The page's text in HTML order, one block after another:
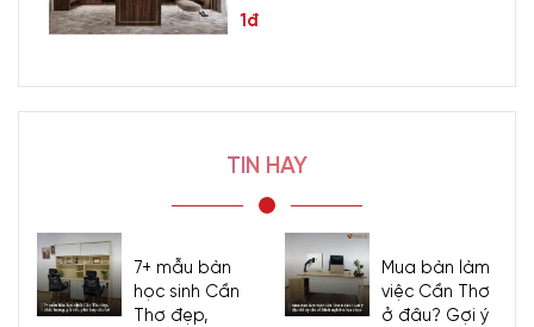
1đ
TIN HAY
7+ mẫu bàn
học sinh Cần
Thơ đẹp,
Mua bàn làm
việc Cần Thơ
ở đâu? Gợi ý